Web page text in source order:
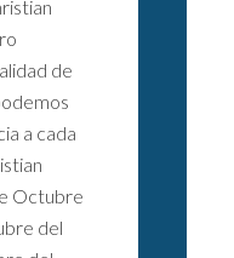
de
a cada
Octubre
del